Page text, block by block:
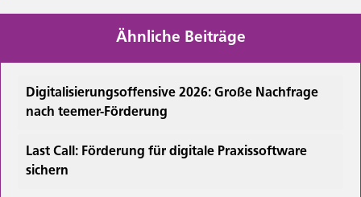
Ähnliche Beiträge
Digitalisierungsoffensive 2026: Große Nachfrage
nach teemer-Förderung
Last Call: Förderung für digitale Praxissoftware
sichern